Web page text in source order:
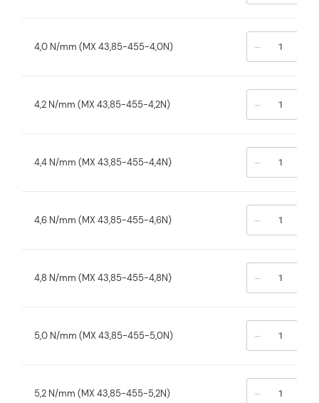
4,0 N/mm (MX 43,85-455-4,0N) -
4,2 N/mm (MX 43,85-455-4,2N) -
4,4 N/mm (MX 43,85-455-4,4N) -
4,6 N/mm (MX 43,85-455-4,6N) -
4,8 N/mm (MX 43,85-455-4,8N) -
5,0 N/mm (MX 43,85-455-5,0N) -
5,2 N/mm (MX 43,85-455-5,2N) -